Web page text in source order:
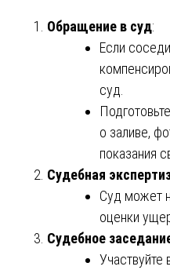
Обращение в суд:
Если
суд.
о заливе,
показания
Судебная
Суд может
оценки
Судебное
Участвуйте